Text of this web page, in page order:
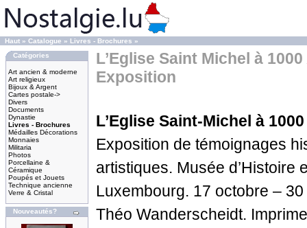
Haut » Catalogue » Livres - Brochures »
Catégories
Art ancien & moderne
Art religieux
Bijoux & Argent
Cartes postale->
Divers
Documents
Dynastie
Livres - Brochures
Médailles Décorations
Monnaies
Militaria
Photos
Porcellaine &
Céramique
Poupés et Jouets
Technique ancienne
Verre & Cristal
Nouveautés?
L’Eglise Saint Michel à
Exposition
L’Eglise Saint-Michel à
Exposition de témoignages
artistiques. Musée d’Histoire
Luxembourg. 17 octobre –
Théo Wanderscheidt.